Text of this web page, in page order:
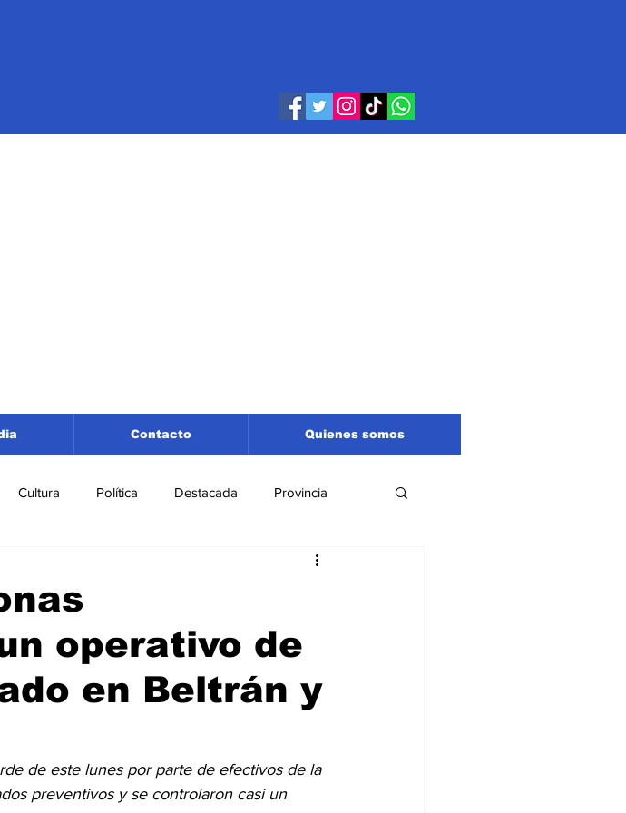
Contacto Quienes somos
Cultura Política Destacada Provincia
Santa Fe
Turismo Economía Liga Sanlorencina
operativo de
en Beltrán y
de este lunes por parte de efectivos de la
preventivos y se controlaron casi un